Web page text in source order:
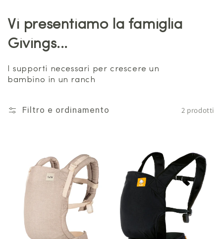
Vi presentiamo la famiglia
Givings...
I supporti necessari per crescere un
bambino in un ranch
Filtro e ordinamento 2 prodotti